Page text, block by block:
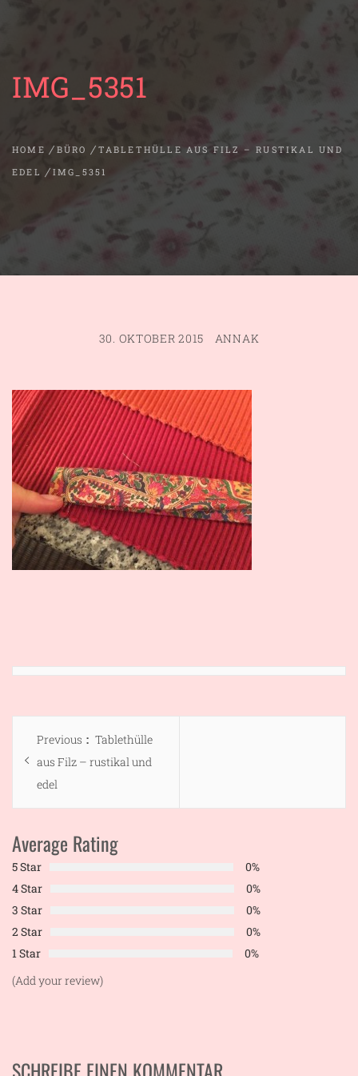
IMG_5351
HOME BÜRO
TABLETHÜLLE AUS FILZ – RUSTIKAL UND
EDEL
IMG_5351
30. OKTOBER 2015 ANNAK
Beitragsnavigation
Previous
Previous
post:
Tablethülle
aus Filz – rustikal und
edel
Average Rating
5 Star
0%
4 Star
0%
3 Star
0%
2 Star
0%
1 Star
0%
(Add your review)